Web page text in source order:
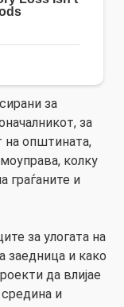
за
за
на општината,
колку
граѓаните и
за улогата на
заедница и како
да влијае
и